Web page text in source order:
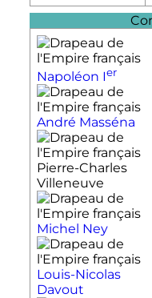
Napoléon Ier
André Masséna
Pierre-Charles
Villeneuve
Michel Ney
Louis-Nicolas
Davout